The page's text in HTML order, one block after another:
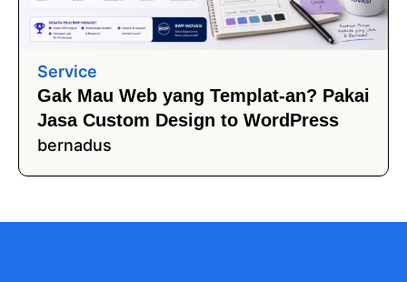
Service
Gak Mau Web yang Templat-an? Pakai
Jasa Custom Design to WordPress
bernadus